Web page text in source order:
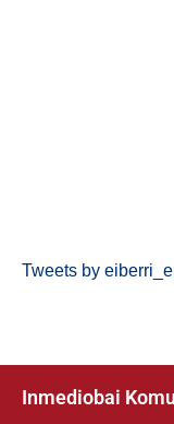
Tweets by
Inmediobai